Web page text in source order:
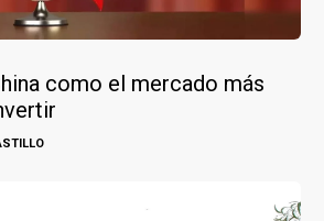
como el mercado más